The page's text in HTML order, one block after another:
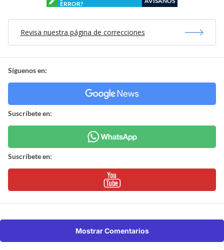
ERROR?
Revisa nuestra página de correcciones
Síguenos en:
Suscríbete en:
Suscríbete en:
Mostrar Comentarios